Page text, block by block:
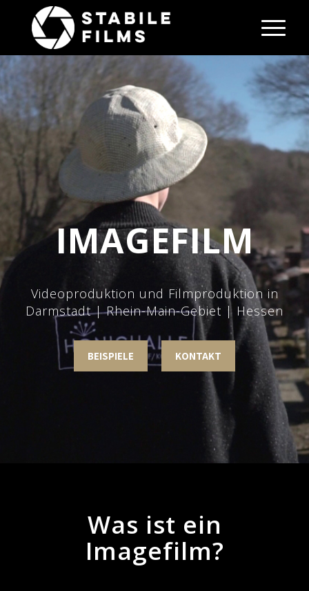
IMAGEFILM
Videoproduktion und Filmproduktion in
Darmstadt | Rhein-Main-Gebiet | Hessen
BEISPIELE KONTAKT
Was ist ein
Imagefilm?